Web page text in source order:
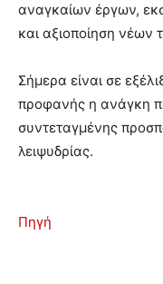
αναγκαίων έργων,
και αξιοποίηση νέων
Σήμερα είναι σε
προφανής η ανάγκη
συντεταγμένης
λειψυδρίας.
Πηγή